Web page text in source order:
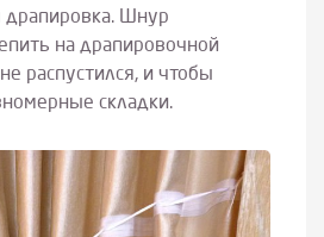
драпировка. Шнур
на драпировочной
распустился, и чтобы
складки.